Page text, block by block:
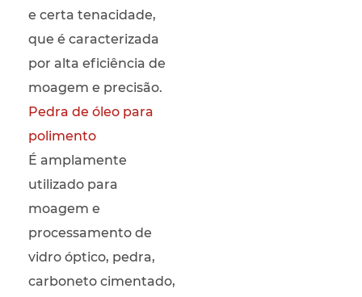
e certa tenacidade,
que é caracterizada
por alta eficiência de
moagem e precisão.
Pedra de óleo para
polimento
É amplamente
utilizado para
moagem e
processamento de
vidro óptico, pedra,
carboneto cimentado,